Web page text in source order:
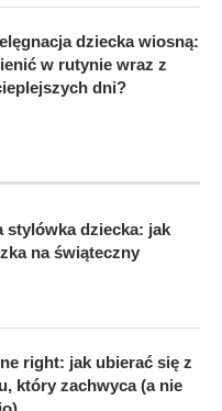
dziecka wiosną:
w rutynie wraz z
dni?
stylówka dziecka: jak
na świąteczny
right: jak ubierać się z
który zachwyca (a nie